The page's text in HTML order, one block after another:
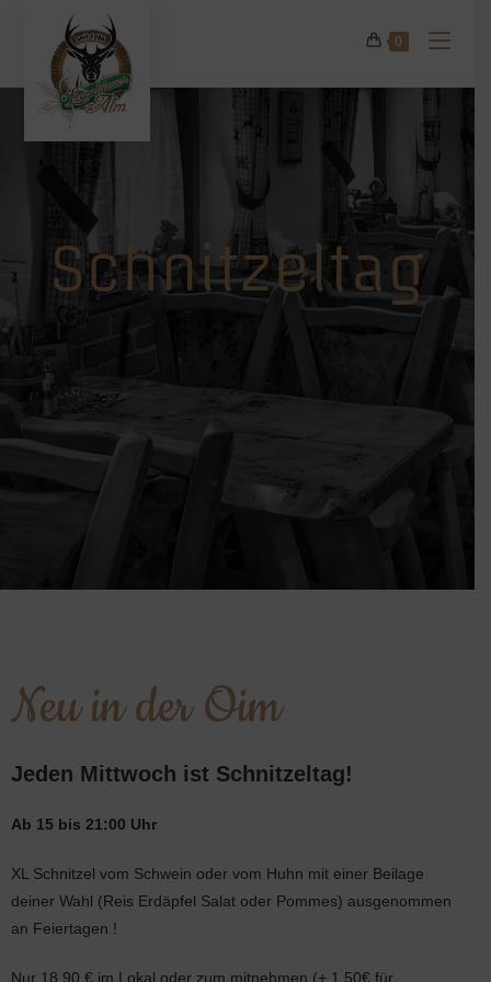
0
Schnitzeltag
Neu in der Oim
Jeden Mittwoch ist Schnitzeltag!
Ab 15 bis 21:00 Uhr
XL Schnitzel vom Schwein oder vom Huhn mit einer Beilage
deiner Wahl (Reis Erdäpfel Salat oder Pommes) ausgenommen
an Feiertagen !
Nur 18,90 € im Lokal oder zum mitnehmen (+ 1,50€ für